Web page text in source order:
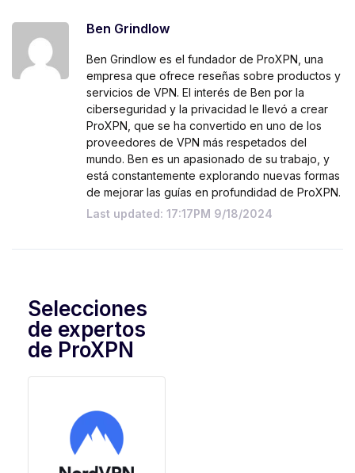
Ben Grindlow
Ben Grindlow es el fundador de ProXPN, una
empresa que ofrece reseñas sobre productos y
servicios de VPN. El interés de Ben por la
ciberseguridad y la privacidad le llevó a crear
ProXPN, que se ha convertido en uno de los
proveedores de VPN más respetados del
mundo. Ben es un apasionado de su trabajo, y
está constantemente explorando nuevas formas
de mejorar las guías en profundidad de ProXPN.
Last updated: 17:17PM 9/18/2024
Selecciones
de expertos
de ProXPN